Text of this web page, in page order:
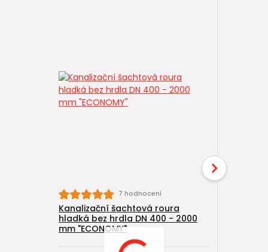
7 hodnocení
Kanalizační šachtová roura
hladká bez hrdla DN 400 - 2000
mm "ECONOMY"